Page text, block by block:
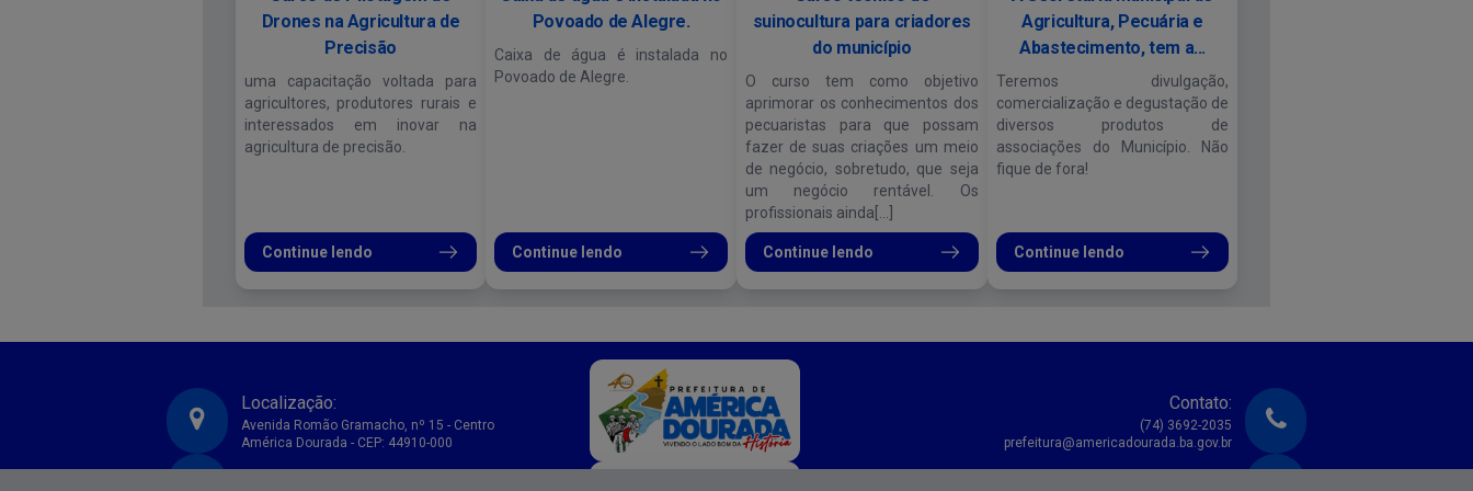
Drones na Agricultura de
Precisão
uma capacitação voltada para
agricultores, produtores rurais e
interessados em inovar na
agricultura de precisão.
Continue lendo
Povoado de Alegre.
Caixa de água é instalada no
Povoado de Alegre.
Continue lendo
suinocultura para criadores
do município
O curso tem como objetivo
aprimorar os conhecimentos dos
pecuaristas para que possam
fazer de suas criações um meio
de negócio, sobretudo, que seja
um negócio rentável. Os
profissionais ainda[...]
Continue lendo
Agricultura, Pecuária e
Abastecimento, tem a...
Teremos divulgação,
comercialização e degustação de
diversos produtos de
associações do Município. Não
fique de fora!
Continue lendo
Localização:
Avenida Romão Gramacho, nº 15 - Centro
América Dourada - CEP: 44910-000
Contato:
(74) 3692-2035
prefeitura@americadourada.ba.gov.br